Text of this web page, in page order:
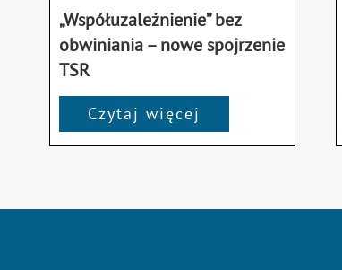
„Współuzależnienie” bez
obwiniania – nowe spojrzenie
TSR
Czytaj więcej